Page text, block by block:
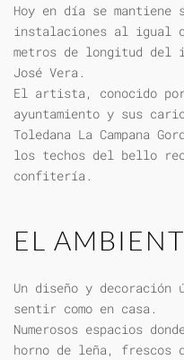
Hoy en día se
instalaciones al igual
metros de longitud del
José Vera.
El artista, conocido
ayuntamiento y sus
Toledana La Campana
los techos del bello
confitería.
EL
Un diseño y decoración
sentir como en casa.
Numerosos espacios
horno de leña,